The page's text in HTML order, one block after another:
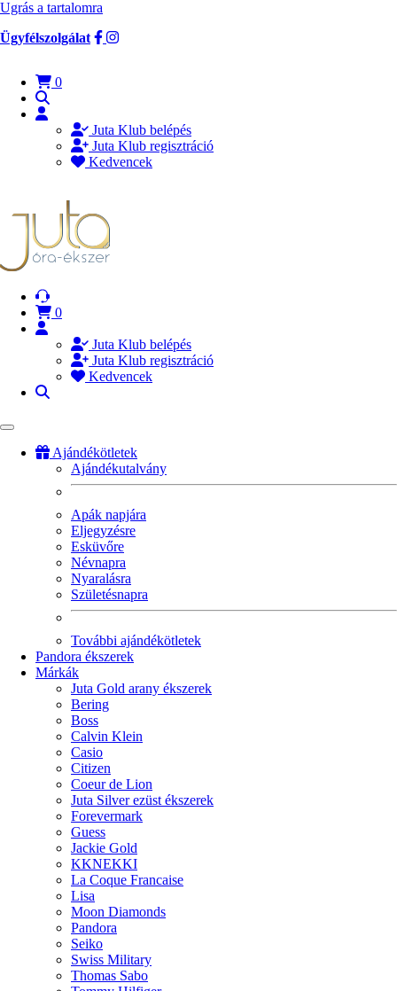
Ugrás a tartalomra
Ügyfélszolgálat
0
Juta Klub belépés
Juta Klub regisztráció
Kedvencek
0
Juta Klub belépés
Juta Klub regisztráció
Kedvencek
Ajándékötletek
Ajándékutalvány
Apák napjára
Eljegyzésre
Esküvőre
Névnapra
Nyaralásra
Születésnapra
További ajándékötletek
Pandora ékszerek
Márkák
Juta Gold arany ékszerek
Bering
Boss
Calvin Klein
Casio
Citizen
Coeur de Lion
Juta Silver ezüst ékszerek
Forevermark
Guess
Jackie Gold
KKNEKKI
La Coque Francaise
Lisa
Moon Diamonds
Pandora
Seiko
Swiss Military
Thomas Sabo